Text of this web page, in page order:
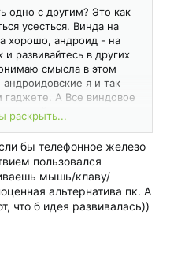
одно с другим? Это как
усесться. Винда на
хорошо, андроид - на
и развивайтесь в других
смысла в этом
я и так
гаджете. А Все виндовое
играй.
раскрыть...
бы телефонное железо
пользовался
мышь/клаву/
альтернатива пк. А
что б идея развивалась))